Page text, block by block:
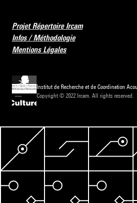
Projet Répertoire Ircam
Infos / Méthodologie
Mentions Légales
Institut de Recherche et de Coordination
Copyright © 2022 Ircam. All rights reserved.